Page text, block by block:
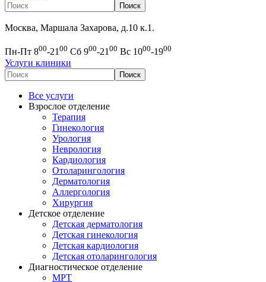
Москва, Маршала Захарова, д.10 к.1.
Пн-Пт 800-2100 Сб 900-2100 Вс 1000-1900
Услуги клиники
Все услуги
Взрослое отделение
Терапия
Гинекология
Урология
Неврология
Кардиология
Отоларингология
Дерматология
Аллергология
Хирургия
Детское отделение
Детская дерматология
Детская гинекология
Детская кардиология
Детская отоларингология
Диагностическое отделение
МРТ